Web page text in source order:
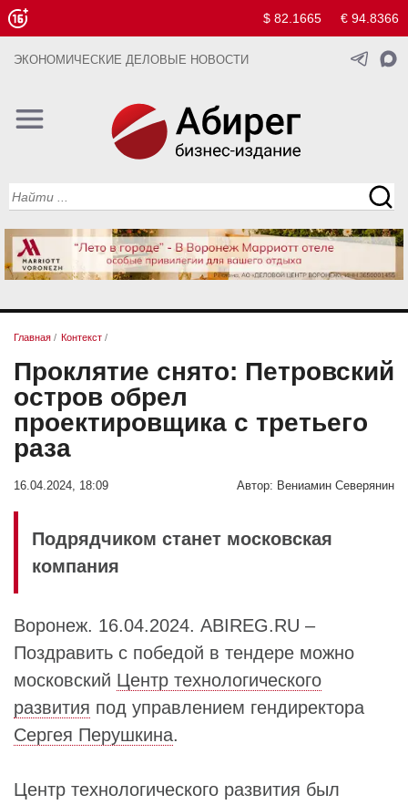
$ 82.1665 € 94.8366
ЭКОНОМИЧЕСКИЕ ДЕЛОВЫЕ НОВОСТИ
Главная / Контекст /
Проклятие снято: Петровский
остров обрел
проектировщика с третьего
раза
16.04.2024, 18:09 Автор: Вениамин Северянин
Подрядчиком станет московская
компания
Воронеж. 16.04.2024. ABIREG.RU –
Поздравить с победой в тендере можно
московский Центр технологического
развития под управлением гендиректора
Сергея Перушкина.
Центр технологического развития был